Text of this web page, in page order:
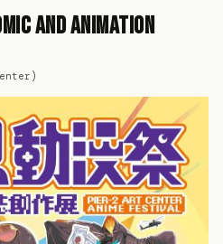
and Animation